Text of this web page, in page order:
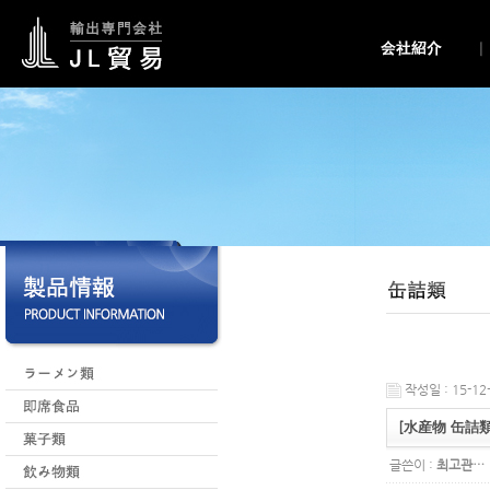
작성일 : 15-
[水産物 缶詰
글쓴이 : 최고관…